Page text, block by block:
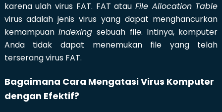
karena ulah virus FAT. FAT atau File Allocation Table
virus adalah jenis virus yang dapat menghancurkan
kemampuan indexingsebuah file. Intinya, komputer
Anda tidak dapat menemukan file yang telah
terserang virus FAT.
Bagaimana Cara Mengatasi Virus Komputer
dengan Efektif?